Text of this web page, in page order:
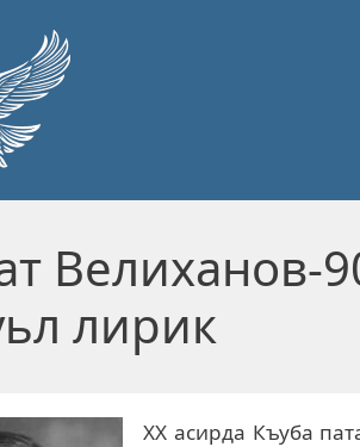
Велиханов-
лирик
XX асирда Къуба